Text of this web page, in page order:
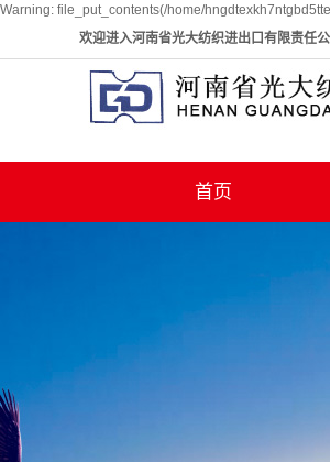
Warning: file_put_contents(/home/
欢迎进入河南省光大纺织进出口有限责任公
首页